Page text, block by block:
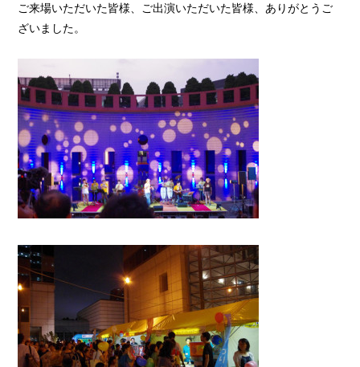
ご来場いただいた皆様、ご出演いただいた皆様、ありがとうご
ざいました。